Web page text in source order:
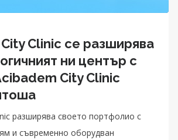
Clinic се разширява
ни център с
City Clinic
разширява своето портфолио с
и съвременно оборудван